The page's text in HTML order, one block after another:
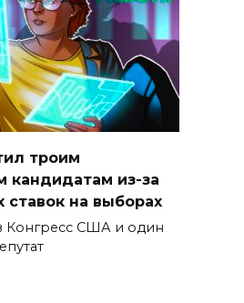
троим
кандидатам из-за
ставок на выборах
Конгресс США и один